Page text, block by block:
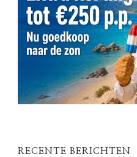
RECENTE BERICHTEN